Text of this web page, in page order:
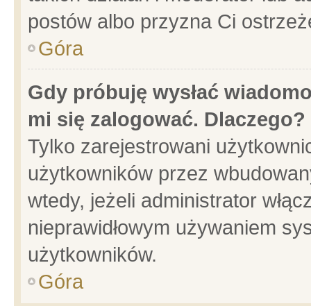
postów albo przyzna Ci
Góra
Gdy próbuję wysłać
mi się zalogować. Dlaczego?
Tylko zarejestrowani
użytkowników przez
wtedy, jeżeli administrator
nieprawidłowym używaniem
użytkowników.
Góra